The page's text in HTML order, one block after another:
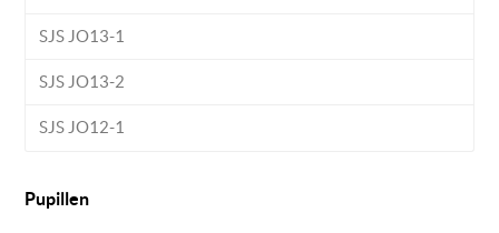
SJS JO13-1
SJS JO13-2
SJS JO12-1
Pupillen